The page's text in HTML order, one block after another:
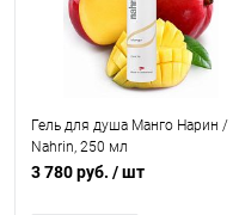
Гель для душа Манго Нарин /
Nahrin, 250 мл
3 780 руб. / шт